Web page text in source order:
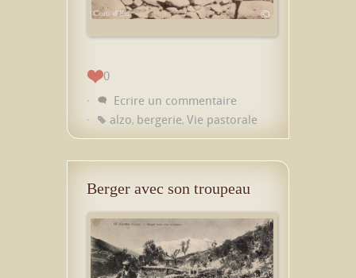
0
Ecrire un commentaire
alzo, bergerie, Vie pastorale
Berger avec son troupeau